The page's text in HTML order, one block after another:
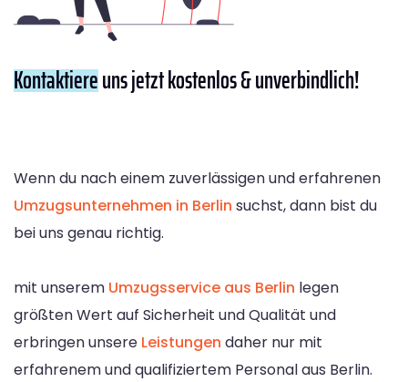
Kontaktiereuns jetzt kostenlos & unverbindlich!
Wenn du nach einem zuverlässigen und erfahrenen
Umzugsunternehmen in Berlin suchst, dann bist du
bei uns genau richtig.
mit unserem Umzugsservice aus Berlin legen
größten Wert auf Sicherheit und Qualität und
erbringen unsere Leistungen daher nur mit
erfahrenem und qualifiziertem Personal aus Berlin.